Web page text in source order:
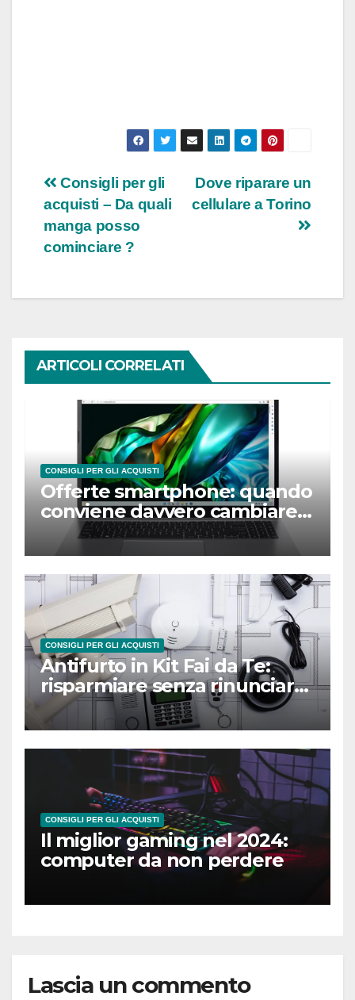
Navigazione
articoli
Dove riparare un
cellulare a Torino
Consigli per gli
acquisti – Da quali
manga posso
cominciare ?
ARTICOLI CORRELATI
CONSIGLI PER GLI ACQUISTI
Offerte smartphone: quando
conviene davvero cambiare
telefono?
CONSIGLI PER GLI ACQUISTI
Antifurto in Kit Fai da Te:
risparmiare senza rinunciare
alla sicurezza
CONSIGLI PER GLI ACQUISTI
Il miglior gaming nel 2024:
computer da non perdere
Lascia un commento